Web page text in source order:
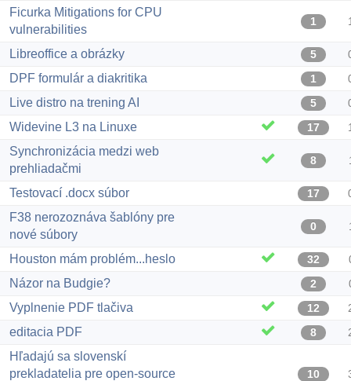
Ficurka Mitigations for CPU
vulnerabilities
1
Libreoffice a obrázky 5
DPF formulár a diakritika 1
Live distro na trening AI 5
Widevine L3 na Linuxe 17
Synchronizácia medzi web
prehliadačmi
8
Testovací .docx súbor 17
F38 nerozoznáva šablóny pre
nové súbory
0
Houston mám problém...heslo 32
Názor na Budgie? 2
Vyplnenie PDF tlačiva 12
editacia PDF 8
Hľadajú sa slovenskí
prekladatelia pre open-source
10